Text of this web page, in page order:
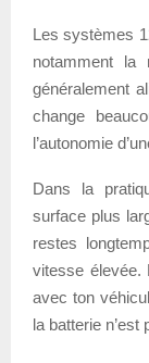
Les systèmes
notamment
généralement
change
l’autonomie
Dans la
surface plus
restes
vitesse élevée.
avec ton
la batterie n’est